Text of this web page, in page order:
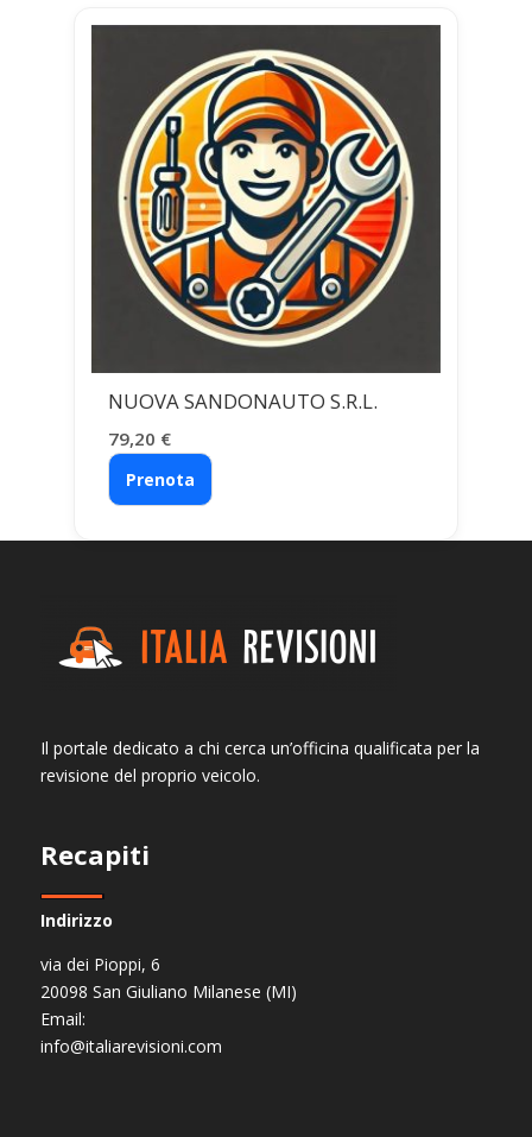
NUOVA SANDONAUTO S.R.L.
79,20 €
Prenota
Il portale dedicato a chi cerca un’officina qualificata per la
revisione del proprio veicolo.
Recapiti
Indirizzo
via dei Pioppi, 6
20098 San Giuliano Milanese (MI)
Email:
info@italiarevisioni.com